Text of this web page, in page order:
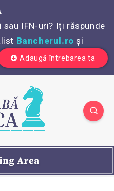
IFN-uri? Iți răspunde
Bancherul.ro și
Adaugă întrebarea ta